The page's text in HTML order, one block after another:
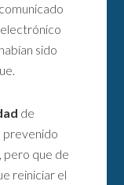
sido
de
prevenido
pero que de
reiniciar el